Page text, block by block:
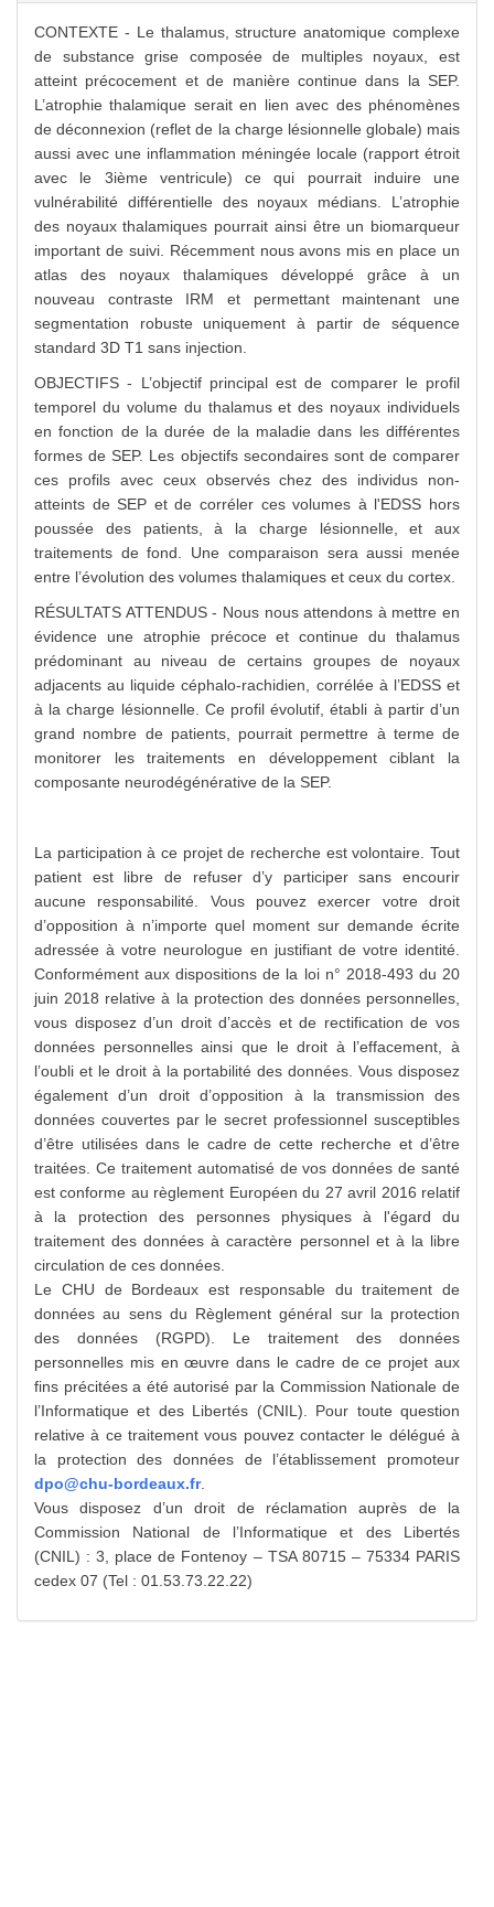
CONTEXTE - Le thalamus, structure anatomique complexe
de substance grise composée de multiples noyaux, est
atteint précocement et de manière continue dans la SEP.
L’atrophie thalamique serait en lien avec des phénomènes
de déconnexion (reflet de la charge lésionnelle globale) mais
aussi avec une inflammation méningée locale (rapport étroit
avec le 3ième ventricule) ce qui pourrait induire une
vulnérabilité différentielle des noyaux médians. L’atrophie
des noyaux thalamiques pourrait ainsi être un biomarqueur
important de suivi. Récemment nous avons mis en place un
atlas des noyaux thalamiques développé grâce à un
nouveau contraste IRM et permettant maintenant une
segmentation robuste uniquement à partir de séquence
standard 3D T1 sans injection.
OBJECTIFS - L’objectif principal est de comparer le profil
temporel du volume du thalamus et des noyaux individuels
en fonction de la durée de la maladie dans les différentes
formes de SEP. Les objectifs secondaires sont de comparer
ces profils avec ceux observés chez des individus non-
atteints de SEP et de corréler ces volumes à l'EDSS hors
poussée des patients, à la charge lésionnelle, et aux
traitements de fond. Une comparaison sera aussi menée
entre l’évolution des volumes thalamiques et ceux du cortex.
RÉSULTATS ATTENDUS - Nous nous attendons à mettre en
évidence une atrophie précoce et continue du thalamus
prédominant au niveau de certains groupes de noyaux
adjacents au liquide céphalo-rachidien, corrélée à l’EDSS et
à la charge lésionnelle. Ce profil évolutif, établi à partir d’un
grand nombre de patients, pourrait permettre à terme de
monitorer les traitements en développement ciblant la
composante neurodégénérative de la SEP.
La participation à ce projet de recherche est volontaire. Tout
patient est libre de refuser d’y participer sans encourir
aucune responsabilité. Vous pouvez exercer votre droit
d’opposition à n’importe quel moment sur demande écrite
adressée à votre neurologue en justifiant de votre identité.
Conformément aux dispositions de la loi n° 2018-493 du 20
juin 2018 relative à la protection des données personnelles,
vous disposez d’un droit d’accès et de rectification de vos
données personnelles ainsi que le droit à l’effacement, à
l’oubli et le droit à la portabilité des données. Vous disposez
également d’un droit d’opposition à la transmission des
données couvertes par le secret professionnel susceptibles
d’être utilisées dans le cadre de cette recherche et d’être
traitées. Ce traitement automatisé de vos données de santé
est conforme au règlement Européen du 27 avril 2016 relatif
à la protection des personnes physiques à l'égard du
traitement des données à caractère personnel et à la libre
circulation de ces données.
Le CHU de Bordeaux est responsable du traitement de
données au sens du Règlement général sur la protection
des données (RGPD). Le traitement des données
personnelles mis en œuvre dans le cadre de ce projet aux
fins précitées a été autorisé par la Commission Nationale de
l’Informatique et des Libertés (CNIL). Pour toute question
relative à ce traitement vous pouvez contacter le délégué à
la protection des données de l’établissement promoteur
dpo@chu-bordeaux.fr.
Vous disposez d’un droit de réclamation auprès de la
Commission National de l’Informatique et des Libertés
(CNIL) : 3, place de Fontenoy – TSA 80715 – 75334 PARIS
cedex 07 (Tel : 01.53.73.22.22)